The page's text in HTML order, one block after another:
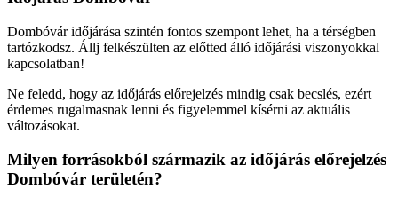
Dombóvár időjárása szintén fontos szempont lehet, ha a térségben
tartózkodsz. Állj felkészülten az előtted álló időjárási viszonyokkal
kapcsolatban!
Ne feledd, hogy az időjárás előrejelzés mindig csak becslés, ezért
érdemes rugalmasnak lenni és figyelemmel kísérni az aktuális
változásokat.
Milyen forrásokból származik az időjárás előrejelzés
Dombóvár területén?